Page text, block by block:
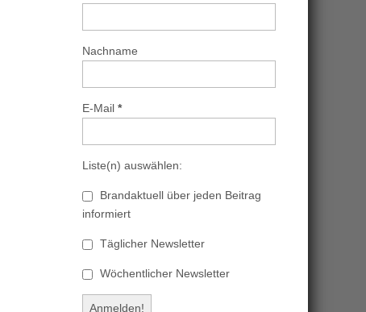
Nachname
E-Mail *
Liste(n) auswählen:
Brandaktuell über jeden Beitrag
informiert
Täglicher Newsletter
Wöchentlicher Newsletter